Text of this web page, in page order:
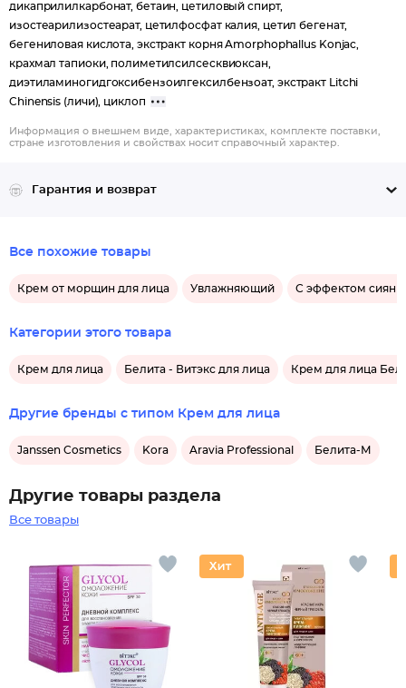
дикаприлилкарбонат, бетаин, цетиловый спирт,
изостеарилизостеарат, цетилфосфат калия, цетил бегенат,
бегениловая кислота, экстракт корня Amorphophallus Konjac,
крахмал тапиоки, полиметилсилсесквиоксан,
диэтиламиногидгоксибензоилгексилбензоат, экстракт Litchi
Chinensis (личи), циклоп
Информация о внешнем виде, характеристиках, комплекте поставки,
стране изготовления и свойствах носит справочный характер.
Гарантия и возврат
Все похожие товары
Крем от морщин для лица Увлажняющий С эффектом
Категории этого товара
Крем для лица Белита - Витэкс для лица Крем для лица
Другие бренды с типом Крем для лица
Janssen Cosmetics Kora Aravia Professional Белита-М
Другие товары раздела
Все товары